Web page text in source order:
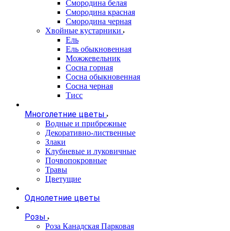
Смородина белая
Смородина красная
Смородина черная
Хвойные кустарники
Ель
Ель обыкновенная
Можжевельник
Сосна горная
Сосна обыкновенная
Сосна черная
Тисс
Многолетние цветы
Водные и прибрежные
Декоративно-лиственные
Злаки
Клубневые и луковичные
Почвопокровные
Травы
Цветущие
Однолетние цветы
Розы
Роза Канадская Парковая